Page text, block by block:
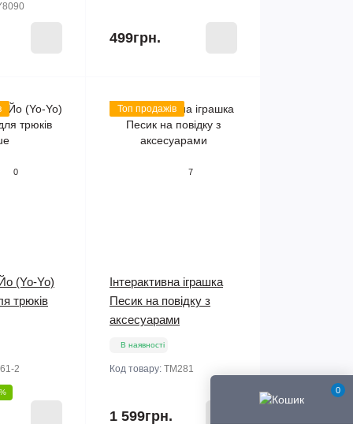
0
499грн.
0
(Yo-Yo)
трюків
2
Топ продажів
7
Інтерактивна іграшка
Песик на повідку з
аксесуарами
В наявності
Код товару: TM281
1 599грн.